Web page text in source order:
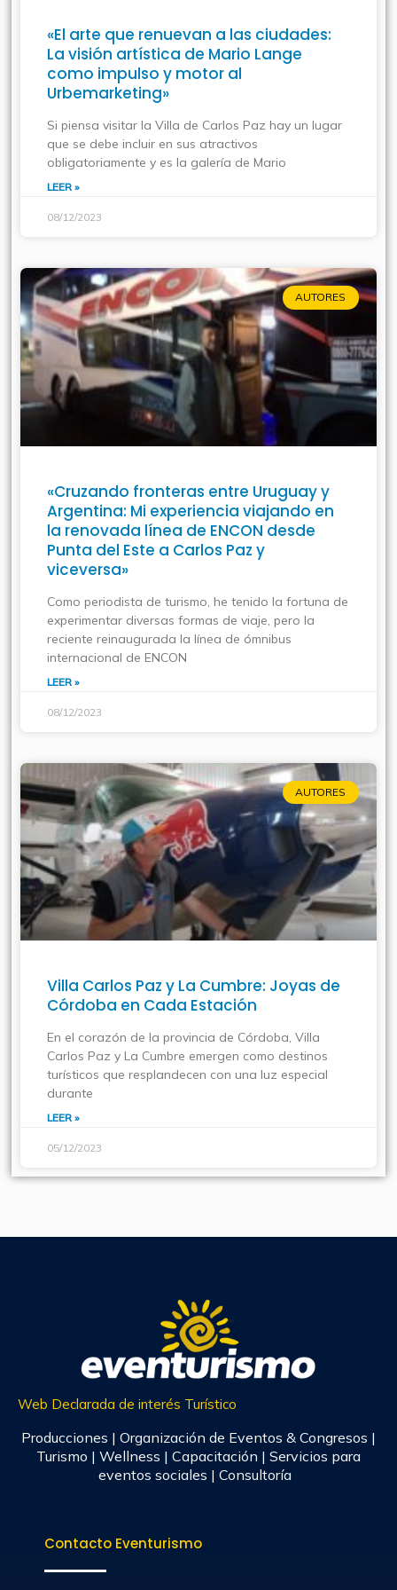
«El arte que renuevan a las ciudades:
La visión artística de Mario Lange
como impulso y motor al
Urbemarketing»
Si piensa visitar la Villa de Carlos Paz hay un lugar
que se debe incluir en sus atractivos
obligatoriamente y es la galería de Mario
LEER »
08/12/2023
AUTORES
«Cruzando fronteras entre Uruguay y
Argentina: Mi experiencia viajando en
la renovada línea de ENCON desde
Punta del Este a Carlos Paz y
viceversa»
Como periodista de turismo, he tenido la fortuna de
experimentar diversas formas de viaje, pero la
reciente reinaugurada la línea de ómnibus
internacional de ENCON
LEER »
08/12/2023
AUTORES
Villa Carlos Paz y La Cumbre: Joyas de
Córdoba en Cada Estación
En el corazón de la provincia de Córdoba, Villa
Carlos Paz y La Cumbre emergen como destinos
turísticos que resplandecen con una luz especial
durante
LEER »
05/12/2023
Web Declarada de interés Turístico
Producciones | Organización de Eventos & Congresos |
Turismo | Wellness | Capacitación | Servicios para
eventos sociales | Consultoría
Contacto Eventurismo